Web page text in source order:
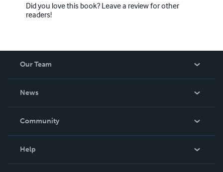
Did you love this book? Leave a review for other
readers!
Our Team
News
In The News
Community
Help